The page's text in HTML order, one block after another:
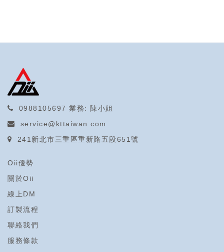
0988105697 業務: 陳小姐
service@kttaiwan.com
241新北市三重區重新路五段651號
Oii優勢
關於Oii
線上DM
訂製流程
聯絡我們
服務條款